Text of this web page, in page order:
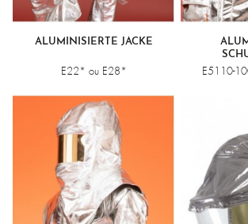
ALUMINISIERTE JACKE
E22* ou E28* E5110-